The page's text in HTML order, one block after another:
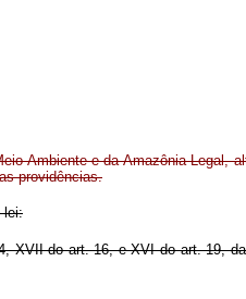
Ambiente e da Amazônia Legal,
providências.
lei:
XVII do art. 16, e XVI do art. 19,